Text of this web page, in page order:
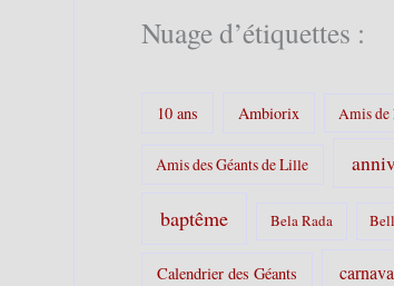
g
Nuage d’étiquettes :
10 ans Ambiorix Amis de
Amis des Géants de Lille
baptême Bela Rada
Calendrier des Géants